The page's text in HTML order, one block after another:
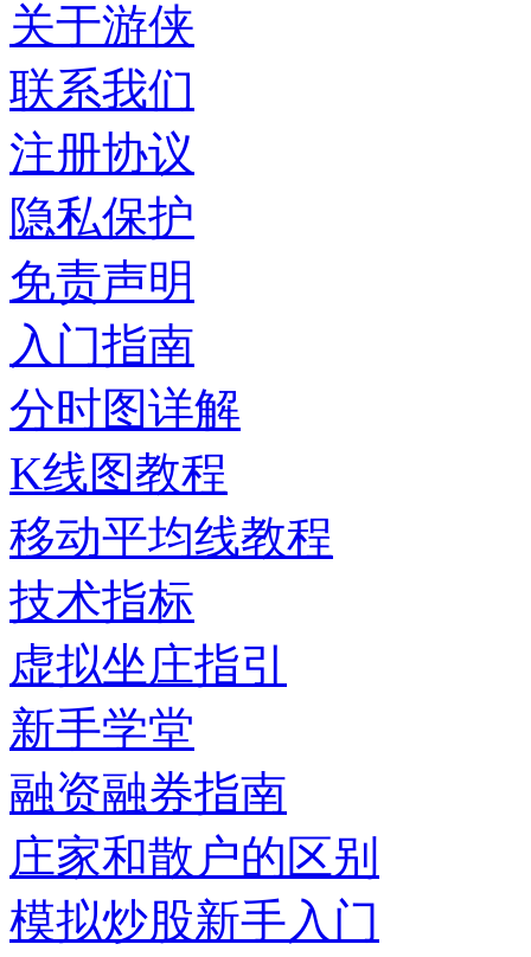
关于游侠
联系我们
注册协议
隐私保护
免责声明
入门指南
分时图详解
K线图教程
移动平均线教程
技术指标
虚拟坐庄指引
新手学堂
融资融券指南
庄家和散户的区别
模拟炒股新手入门